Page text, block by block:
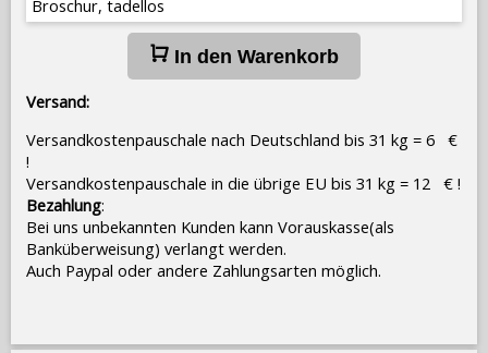
Broschur, tadellos
In den Warenkorb
Versand:
Versandkostenpauschale nach Deutschland bis 31 kg = 6 €
!
Versandkostenpauschale in die übrige EU bis 31 kg = 12 € !
Bezahlung:
Bei uns unbekannten Kunden kann Vorauskasse(als
Banküberweisung) verlangt werden.
Auch Paypal oder andere Zahlungsarten möglich.